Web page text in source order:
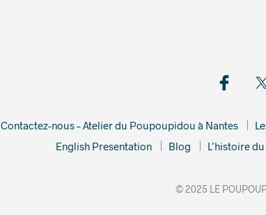
Contactez-nous – Atelier du Poupoupidou à Nantes
English Presentation
Blog L’histoire
© 2025 LE